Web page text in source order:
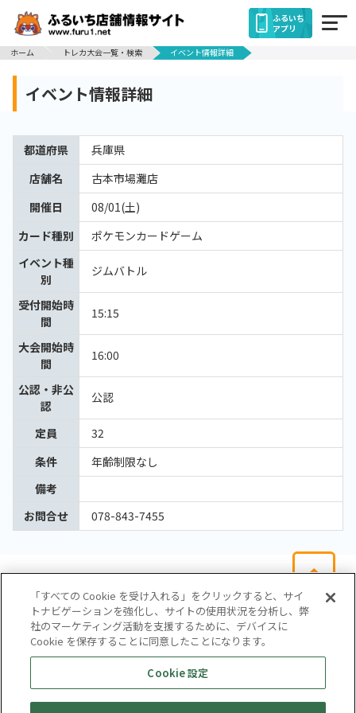
ふるいち
アプリ
ホーム
トレカ大会一覧・検索 イベント情報詳細
イベント情報詳細
都道府県
兵庫県
店舗名
古本市場灘店
開催日
08/01(土)
カード種別
ポケモンカードゲーム
イベント種
別
ジムバトル
受付開始時
間
15:15
大会開始時
間
16:00
公認・非公
認
公認
定員
32
条件
年齢制限なし
備考
お問合せ
078-843-7455
会社概要
サイトマップ
お問い合わせ
個人情報保護方針
株式会社テイツー
「すべての Cookie を受け入れる」をクリックすると、サイ
トナビゲーションを強化し、サイトの使用状況を分析し、弊
社のマーケティング活動を支援するために、デバイスに
Cookie を保存することに同意したことになります。
Cookie 設定